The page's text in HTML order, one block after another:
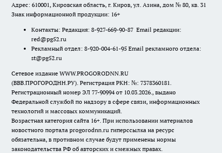
Адрес: 610001, Кировская область, г. Киров, ул. Азина, дом № 80, кв. 31
Знак информационной продукции: 16+
Контакты: Редакция: 8-927-669-90-87 Email редакции:
red@pg52.ru
Рекламный отдел: 8-920-004-61-95 Email рекламного отдела:
st@pg52.ru
Сетевое издание WWW.PROGORODNN.RU
(ВВВ.ПРОГОРОДНН.РУ). Регистрация РКН: №: 7378360181.
Регистрационный номер ЭЛ 77-90994 от 10.03.2026., выдано
Федеральной службой по надзору в сфере связи, информационных
технологий и массовых коммуникаций.
Возрастная категория сайта 16+. При использовании материалов
новостного портала progorodnn.ru гиперссылка на ресурс
обязательна, в противном случае будут применены нормы
законодательства РФ об авторских и смежных правах.